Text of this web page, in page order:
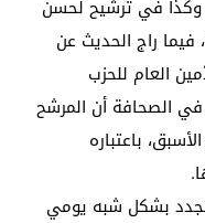
وكذا في ترشيح لحسن
راج الحديث عن
العام للحزب
الصحافة أن المرشح
باعتباره
بشكل شبه يومي